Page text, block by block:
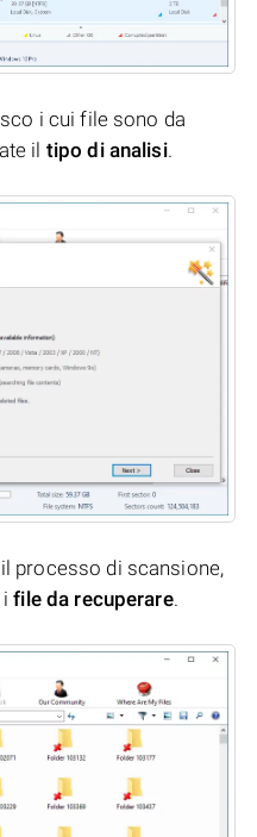
i cui file sono da
il tipo di analisi.
processo di scansione,
ifile da recuperare.